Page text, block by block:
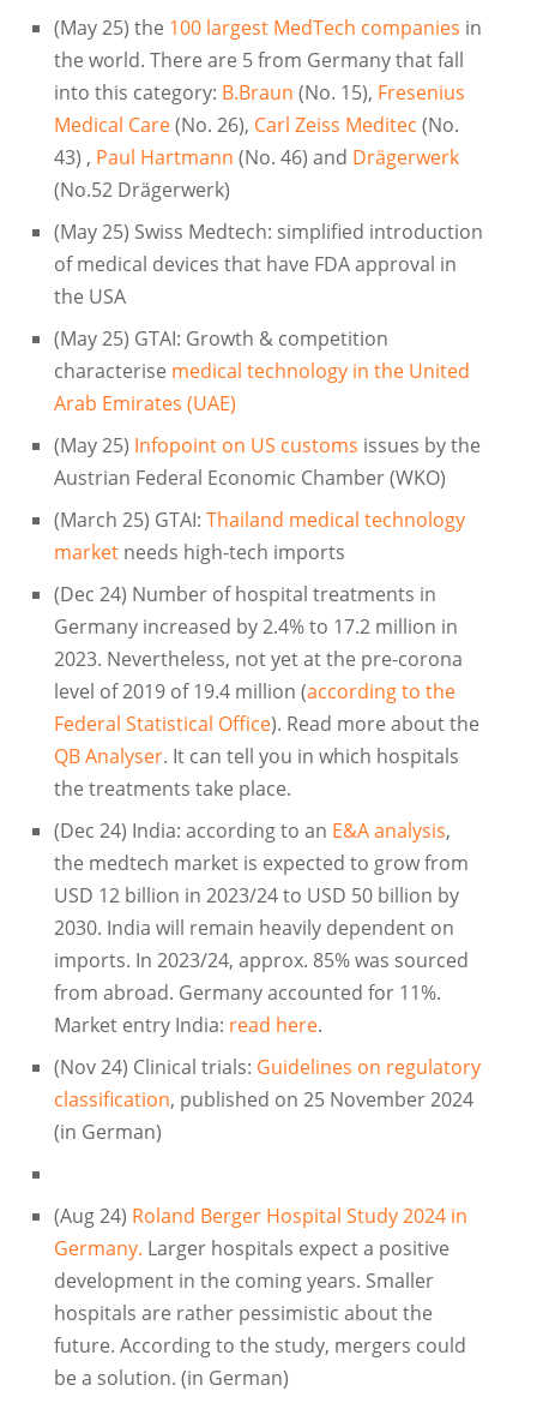
(May 25) the 100 largest MedTech companies in
the world. There are 5 from Germany that fall
into this category: B.Braun (No. 15), Fresenius
Medical Care(No. 26), Carl Zeiss Meditec (No.
43) , Paul Hartmann (No. 46) and Drägerwerk
(No.52 Drägerwerk)
(May 25) Swiss Medtech: simplified introduction
of medical devices that have FDA approval in
the USA
(May 25) GTAI: Growth & competition
characterise medical technology in the United
Arab Emirates (UAE)
(May 25) Infopoint on US customs issues by the
Austrian Federal Economic Chamber (WKO)
(March 25) GTAI: Thailand medical technology
marketneeds high-tech imports
(Dec 24) Number of hospital treatments in
Germany increased by 2.4% to 17.2 million in
2023. Nevertheless, not yet at the pre-corona
level of 2019 of 19.4 million (according to the
Federal Statistical Office). Read more about the
QB Analyser. It can tell you in which hospitals
the treatments take place.
(Dec 24) India: according to an E&A analysis,
the medtech market is expected to grow from
USD 12 billion in 2023/24 to USD 50 billion by
2030. India will remain heavily dependent on
imports. In 2023/24, approx. 85% was sourced
from abroad. Germany accounted for 11%.
Market entry India: read here.
(Nov 24) Clinical trials: Guidelines on regulatory
classification, published on 25 November 2024
(in German)
(Aug 24) Roland Berger Hospital Study 2024 in
Germany. Larger hospitals expect a positive
development in the coming years. Smaller
hospitals are rather pessimistic about the
future. According to the study, mergers could
be a solution. (in German)